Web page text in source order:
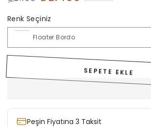
fiyat
Fiyat
Renk Seçiniz
SEPETE EKLE
Peşin Fiyatına 3 Taksit